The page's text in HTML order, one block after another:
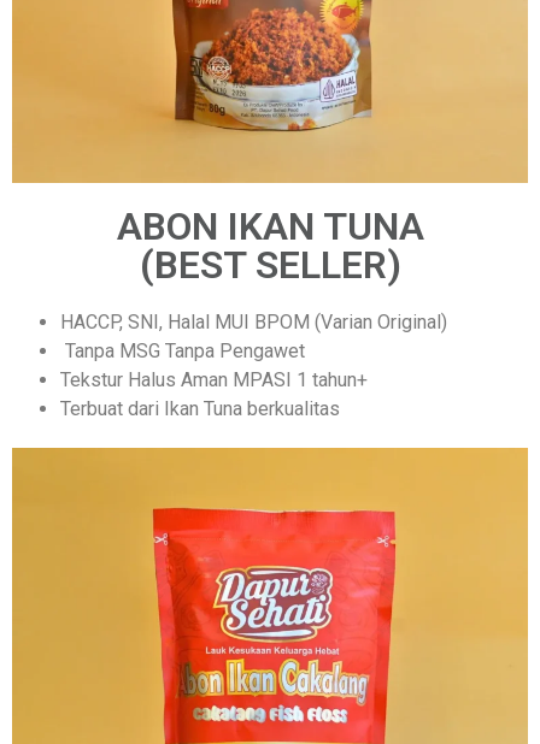
ABON IKAN TUNA
(BEST SELLER)
HACCP, SNI, Halal MUI BPOM (Varian Original)
Tanpa MSG Tanpa Pengawet
Tekstur Halus Aman MPASI 1 tahun+
Terbuat dari Ikan Tuna berkualitas